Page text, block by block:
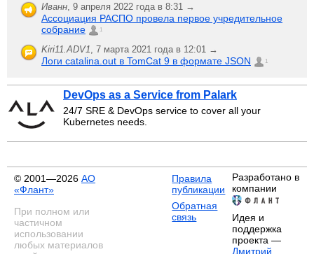
Иванн 9 апреля 2022 года в 8:31 →
Ассоциация РАСПО провела первое учредительное
собрание
1
Kiri11.ADV1 7 марта 2021 года в 12:01 →
Логи catalina.out в TomCat 9 в формате JSON 1
DevOps as a Service from Palark
24/7 SRE & DevOps service to cover all your
Kubernetes needs.
© 2001—2026 АО
«Флант»
При полном или
частичном
использовании
любых материалов
Правила
публикации
Обратная
связь
Разработано в
компании
Идея и
поддержка
проекта —
Дмитрий